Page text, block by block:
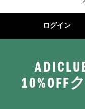
ログイン